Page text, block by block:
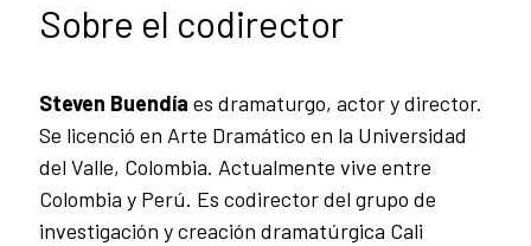
Sobre el codirector
Steven Buendía es dramaturgo, actor y director.
Se licenció en Arte Dramático en la Universidad
del Valle, Colombia. Actualmente vive entre
Colombia y Perú. Es codirector del grupo de
investigación y creación dramatúrgica Cali